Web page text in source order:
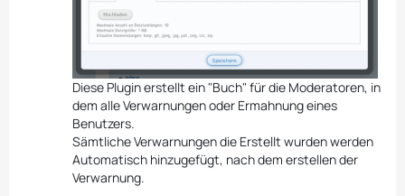
Diese Plugin erstellt ein "Buch" für die Moderatoren, in
dem alle Verwarnungen oder Ermahnung eines
Benutzers.
Sämtliche Verwarnungen die Erstellt wurden werden
Automatisch hinzugefügt, nach dem erstellen der
Verwarnung.